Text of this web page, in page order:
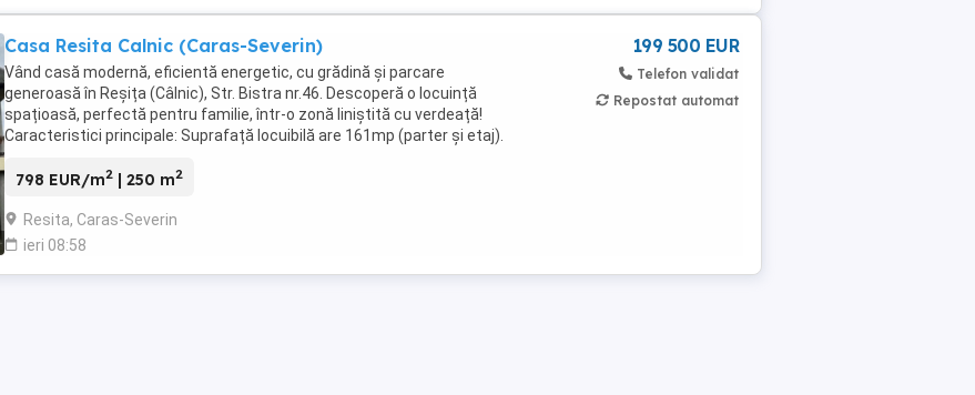
Casa Resita Calnic (Caras-Severin)
Vând casă modernă, eficientă energetic, cu grădină și parcare
generoasă în Reșița (Câlnic), Str. Bistra nr.46. Descoperă o locuință
spațioasă, perfectă pentru familie, într-o zonă liniștită cu verdeață!
Caracteristici principale: Suprafață locuibilă are 161mp (parter și etaj).
798 EUR/m2 | 250 m2
Resita, Caras-Severin
ieri 08:58
199 500 EUR
Telefon validat
Repostat automat